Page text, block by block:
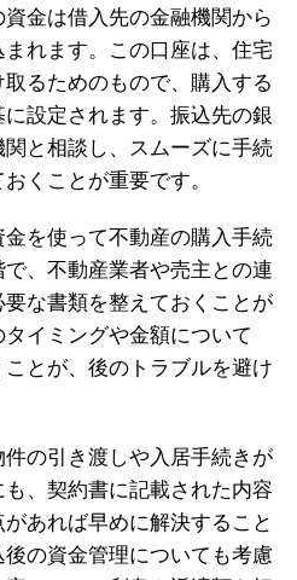
金は借入先の金融機関から
れます。この口座は、住宅
るためのもので、購入する
設定されます。振込先の銀
と相談し、スムーズに手続
くことが重要です。
を使って不動産の購入手続
、不動産業者や売主との連
な書類を整えておくことが
イミングや金額について
とが、後のトラブルを避け
の引き渡しや入居手続きが
、契約書に記載された内容
あれば早めに解決すること
の資金管理についても考慮